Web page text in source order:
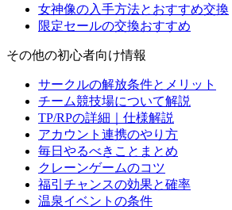
女神像の入手方法とおすすめ交換
限定セールの交換おすすめ
その他の初心者向け情報
サークルの解放条件とメリット
チーム競技場について解説
TP/RPの詳細｜仕様解説
アカウント連携のやり方
毎日やるべきことまとめ
クレーンゲームのコツ
福引チャンスの効果と確率
温泉イベントの条件